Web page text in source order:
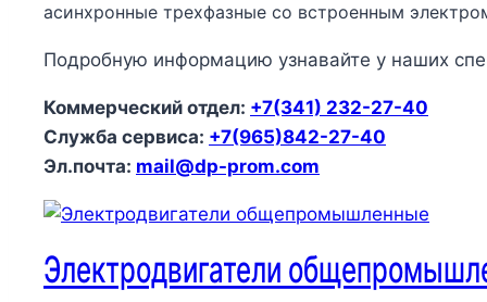
асинхронные трехфазные со встроенным
Подробную информацию узнавайте у наших
Коммерческий отдел: +7(341) 232-27-40
Служба сервиса: +7(965)842-27-40
Эл.почта: mail@dp-prom.com
Электродвигатели